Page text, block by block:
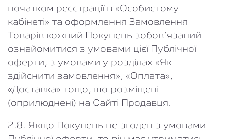
початком реєстрації в «Особистому
кабінеті» та оформлення Замовлення
Товарів кожний Покупець зобов’язаний
ознайомитися з умовами цієї Публічної
оферти, з умовами у розділах «Як
здійснити замовлення», «Оплата»,
«Доставка» тощо, що розміщені
(оприлюднені) на Сайті Продавця.
2.8. Якщо Покупець не згоден з умовами